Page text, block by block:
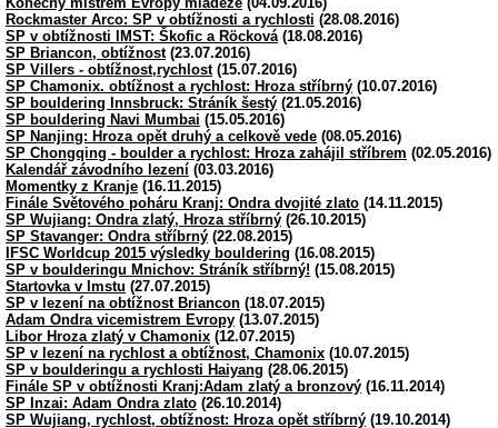
Rockmaster Arco: SP v obtížnosti a rychlosti (28.08.2016)
SP v obtížnosti IMST: Škofic a Röcková (18.08.2016)
SP Briancon, obtížnost(23.07.2016)
SP Villers - obtížnost,rychlost(15.07.2016)
SP Chamonix. obtížnost a rychlost: Hroza stříbrný (10.07.2016)
SP bouldering Innsbruck: Stráník šestý (21.05.2016)
SP bouldering Navi Mumbai (15.05.2016)
SP Nanjing: Hroza opět druhý a celkově vede (08.05.2016)
SP Chongqing - boulder a rychlost: Hroza zahájil stříbrem (02.05.2016)
Kalendář závodního lezení (03.03.2016)
Momentky z Kranje (16.11.2015)
Finále Světového poháru Kranj: Ondra dvojité zlato (14.11.2015)
SP Wujiang: Ondra zlatý, Hroza stříbrný (26.10.2015)
SP Stavanger: Ondra stříbrný (22.08.2015)
IFSC Worldcup 2015 výsledky bouldering (16.08.2015)
SP v boulderingu Mnichov: Stráník stříbrný! (15.08.2015)
Startovka v Imstu (27.07.2015)
SP v lezení na obtížnost Briancon (18.07.2015)
Adam Ondra vicemistrem Evropy (13.07.2015)
Libor Hroza zlatý v Chamonix (12.07.2015)
SP v lezení na rychlost a obtížnost, Chamonix (10.07.2015)
SP v boulderingu a rychlosti Haiyang (28.06.2015)
Finále SP v obtížnosti Kranj:Adam zlatý a bronzový (16.11.2014)
SP Inzai: Adam Ondra zlato (26.10.2014)
SP Wujiang, rychlost, obtížnost: Hroza opět stříbrný (19.10.2014)